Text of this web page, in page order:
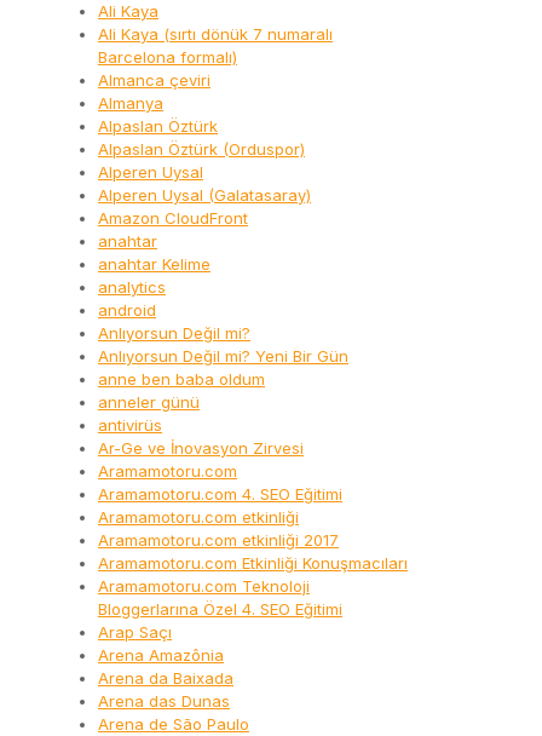
Ali Kaya
Ali Kaya (sırtı dönük 7 numaralı
Barcelona formalı)
Almanca çeviri
Almanya
Alpaslan Öztürk
Alpaslan Öztürk (Orduspor)
Alperen Uysal
Alperen Uysal (Galatasaray)
Amazon CloudFront
anahtar
anahtar Kelime
analytics
android
Anlıyorsun Değil mi?
Anlıyorsun Değil mi? Yeni Bir Gün
anne ben baba oldum
anneler günü
antivirüs
Ar-Ge ve İnovasyon Zirvesi
Aramamotoru.com
Aramamotoru.com 4. SEO Eğitimi
Aramamotoru.com etkinliği
Aramamotoru.com etkinliği 2017
Aramamotoru.com Etkinliği Konuşmacıları
Aramamotoru.com Teknoloji
Bloggerlarına Özel 4. SEO Eğitimi
Arap Saçı
Arena Amazônia
Arena da Baixada
Arena das Dunas
Arena de São Paulo